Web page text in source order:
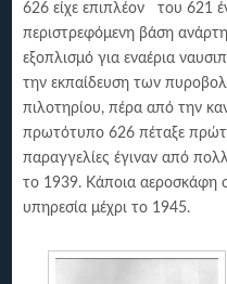
626 είχε επιπλέον του 621
περιστρεφόμενη βάση
εξοπλισμό για εναέρια
την εκπαίδευση των
πιλοτηρίου, πέρα από την
πρωτότυπο 626 πέταξε
παραγγελίες έγιναv από
το 1939. Κάποια αεροσκάφη
υπηρεσία μέχρι το 1945.